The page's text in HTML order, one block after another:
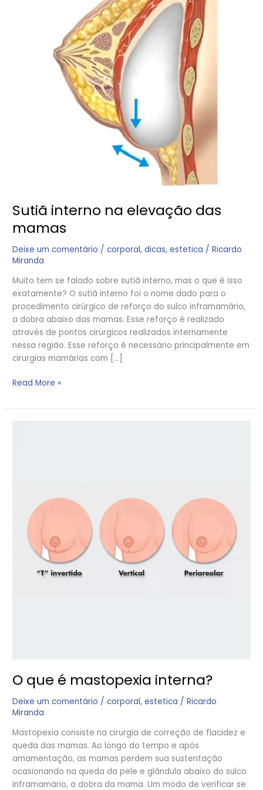
Sutiã interno na elevação das
mamas
Deixe um comentário /corporal,dicas,estetica /Ricardo
Miranda
Muito tem se falado sobre sutiã interno, mas o que é isso
exatamente? O sutiã interno foi o nome dado para o
procedimento cirúrgico de reforço do sulco inframamário,
a dobra abaixo das mamas. Esse reforço é realizado
através de pontos cirúrgicos realizados internamente
nessa região. Esse reforço é necessário principalmente em
cirurgias mamárias com […]
Read More »
O que é mastopexia interna?
Deixe um comentário /corporal,estetica /Ricardo
Miranda
Mastopexia consiste na cirurgia de correção de flacidez e
queda das mamas. Ao longo do tempo e após
amamentação, as mamas perdem sua sustentação
ocasionando na queda da pele e glândula abaixo do sulco
inframamário, a dobra da mama. Um modo de verificar se